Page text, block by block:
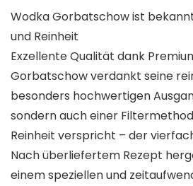
Wodka Gorbatschow ist
und Reinheit
Exzellente Qualität dank
Gorbatschow verdankt seine
besonders hochwertigen
sondern auch einer
Reinheit verspricht – der
Nach überliefertem Rezept
einem speziellen und